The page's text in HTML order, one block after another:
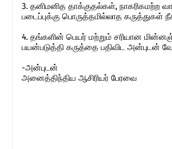
3. தனிமனித தாக்குதல்கள், நாகரிகமற்ற
படைப்புக்கு பொருத்தமில்லாத கருத்துகள்
4. தங்களின் பெயர் மற்றும் சரியான
பயன்படுத்தி கருத்தை பதிவிட அன்புடன்
-அன்புடன்
அனைத்திந்திய ஆசிரியர் பேரவை